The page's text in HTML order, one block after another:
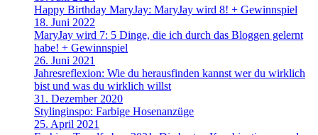
Happy Birthday MaryJay: MaryJay wird 8! + Gewinnspiel
18. Juni 2022
MaryJay wird 7: 5 Dinge, die ich durch das Bloggen gelernt
habe! + Gewinnspiel
26. Juni 2021
Jahresreflexion: Wie du herausfinden kannst wer du wirklich
bist und was du wirklich willst
31. Dezember 2020
Stylinginspo: Farbige Hosenanzüge
25. April 2021